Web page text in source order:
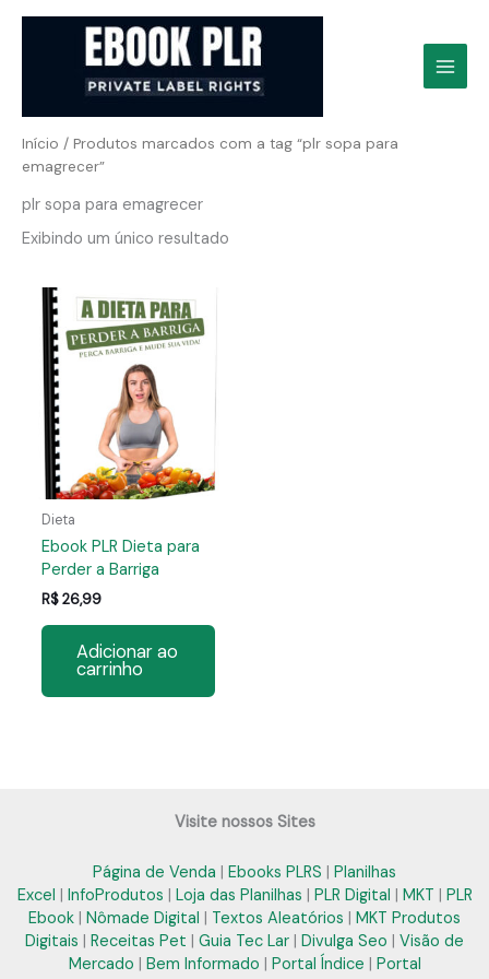
Início / Produtos marcados com a tag “plr sopa para
emagrecer”
plr sopa para emagrecer
Exibindo um único resultado
Dieta
Ebook PLR Dieta para
Perder a Barriga
R$26,99
Adicionar ao
carrinho
Visite nossos Sites
Página de Venda | Ebooks PLRS | Planilhas
Excel | InfoProdutos | Loja das Planilhas | PLR Digital | MKT | PLR
Ebook | Nômade Digital | Textos Aleatórios | MKT Produtos
Digitais | Receitas Pet | Guia Tec Lar | Divulga Seo | Visão de
Mercado | Bem Informado | Portal Índice | Portal